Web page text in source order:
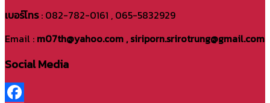
เบอร์โทร: 082-782-0161 , 065-5832929
Email : m07th@yahoo.com , siriporn.srirotrung@gmail.com
Social Media